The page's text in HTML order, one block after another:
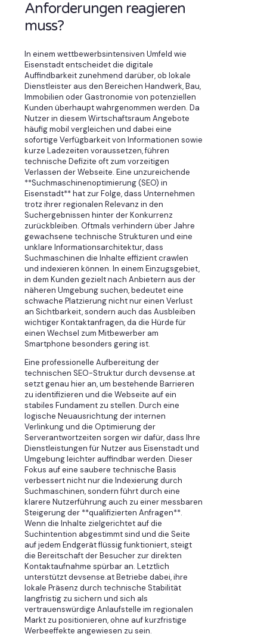
Anforderungen reagieren
muss?
In einem wettbewerbsintensiven Umfeld wie
Eisenstadt entscheidet die digitale
Auffindbarkeit zunehmend darüber, ob lokale
Dienstleister aus den Bereichen Handwerk, Bau,
Immobilien oder Gastronomie von potenziellen
Kunden überhaupt wahrgenommen werden. Da
Nutzer in diesem Wirtschaftsraum Angebote
häufig mobil vergleichen und dabei eine
sofortige Verfügbarkeit von Informationen sowie
kurze Ladezeiten voraussetzen, führen
technische Defizite oft zum vorzeitigen
Verlassen der Webseite. Eine unzureichende
**Suchmaschinenoptimierung (SEO) in
Eisenstadt** hat zur Folge, dass Unternehmen
trotz ihrer regionalen Relevanz in den
Suchergebnissen hinter der Konkurrenz
zurückbleiben. Oftmals verhindern über Jahre
gewachsene technische Strukturen und eine
unklare Informationsarchitektur, dass
Suchmaschinen die Inhalte effizient crawlen
und indexieren können. In einem Einzugsgebiet,
in dem Kunden gezielt nach Anbietern aus der
näheren Umgebung suchen, bedeutet eine
schwache Platzierung nicht nur einen Verlust
an Sichtbarkeit, sondern auch das Ausbleiben
wichtiger Kontaktanfragen, da die Hürde für
einen Wechsel zum Mitbewerber am
Smartphone besonders gering ist.
Eine professionelle Aufbereitung der
technischen SEO-Struktur durch devsense.at
setzt genau hier an, um bestehende Barrieren
zu identifizieren und die Webseite auf ein
stabiles Fundament zu stellen. Durch eine
logische Neuausrichtung der internen
Verlinkung und die Optimierung der
Serverantwortzeiten sorgen wir dafür, dass Ihre
Dienstleistungen für Nutzer aus Eisenstadt und
Umgebung leichter auffindbar werden. Dieser
Fokus auf eine saubere technische Basis
verbessert nicht nur die Indexierung durch
Suchmaschinen, sondern führt durch eine
klarere Nutzerführung auch zu einer messbaren
Steigerung der **qualifizierten Anfragen**.
Wenn die Inhalte zielgerichtet auf die
Suchintention abgestimmt sind und die Seite
auf jedem Endgerät flüssig funktioniert, steigt
die Bereitschaft der Besucher zur direkten
Kontaktaufnahme spürbar an. Letztlich
unterstützt devsense.at Betriebe dabei, ihre
lokale Präsenz durch technische Stabilität
langfristig zu sichern und sich als
vertrauenswürdige Anlaufstelle im regionalen
Markt zu positionieren, ohne auf kurzfristige
Werbeeffekte angewiesen zu sein.